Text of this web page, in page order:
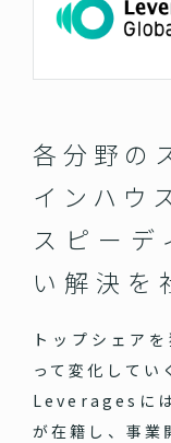
各分野の
インハウ
スピー
い 解決を
トップシェア
って変化してい
Leveragesには
が在籍し、事業